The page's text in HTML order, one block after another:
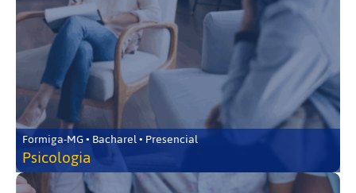
Formiga-MG • Bacharel • Presencial
Psicologia